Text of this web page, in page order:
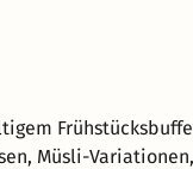
Müsli-